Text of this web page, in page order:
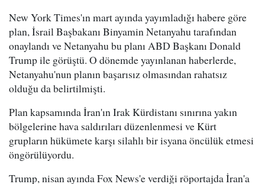
New York Times'ın mart ayında yayımladığı habere göre
plan, İsrail Başbakanı Binyamin Netanyahu tarafından
onaylandı ve Netanyahu bu planı ABD Başkanı Donald
Trump ile görüştü. O dönemde yayınlanan haberlerde,
Netanyahu'nun planın başarısız olmasından rahatsız
olduğu da belirtilmişti.
Plan kapsamında İran'ın Irak Kürdistanı sınırına yakın
bölgelerine hava saldırıları düzenlenmesi ve Kürt
grupların hükümete karşı silahlı bir isyana öncülük etmesi
öngörülüyordu.
Trump, nisan ayında Fox News'e verdiği röportajda İran'a